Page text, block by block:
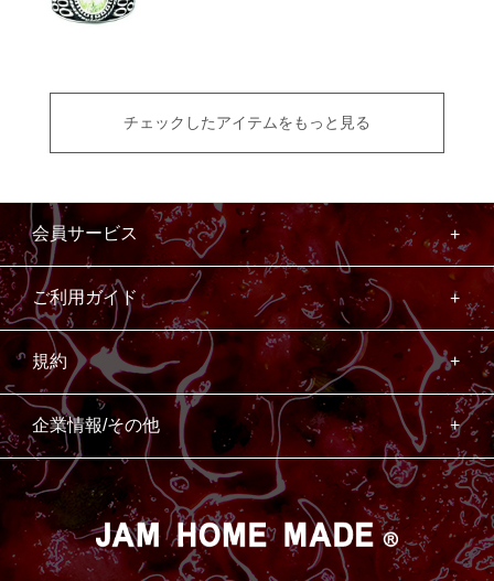
チェックしたアイテムをもっと見る
会員サービス
ご利用ガイド
規約
企業情報/その他